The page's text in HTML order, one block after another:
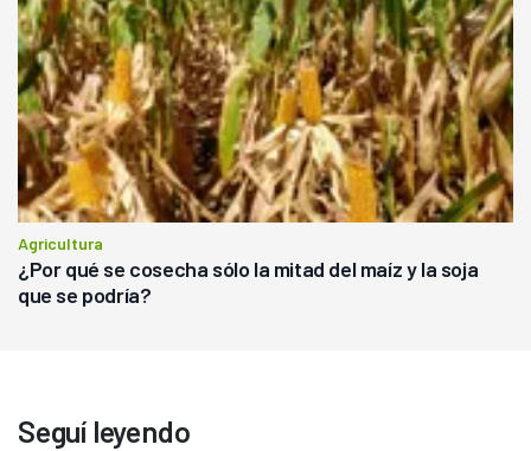
Agricultura
¿Por qué se cosecha sólo la mitad del maíz y la soja
que se podría?
Seguí leyendo